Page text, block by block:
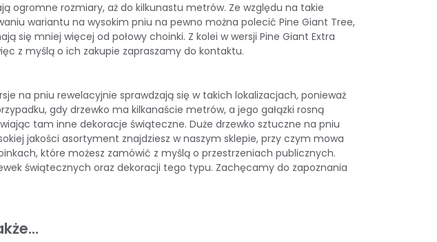
ogromne rozmiary, aż do kilkunastu metrów. Ze względu na takie
wariantu na wysokim pniu na pewno można polecić Pine Giant Tree,
się mniej więcej od połowy choinki. Z kolei w wersji Pine Giant Extra
z myślą o ich zakupie zapraszamy do kontaktu.
na pniu rewelacyjnie sprawdzają się w takich lokalizacjach, ponieważ
gdy drzewko ma kilkanaście metrów, a jego gałązki rosną
tam inne dekoracje świąteczne. Duże drzewko sztuczne na pniu
jakości asortyment znajdziesz w naszym sklepie, przy czym mowa
które możesz zamówić z myślą o przestrzeniach publicznych.
świątecznych oraz dekoracji tego typu. Zachęcamy do zapoznania